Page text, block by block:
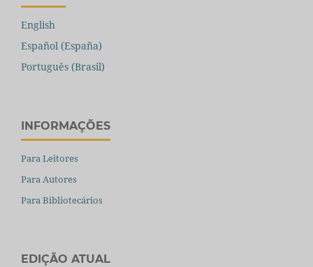
English
Español (España)
Português (Brasil)
INFORMAÇÕES
Para Leitores
Para Autores
Para Bibliotecários
EDIÇÃO ATUAL